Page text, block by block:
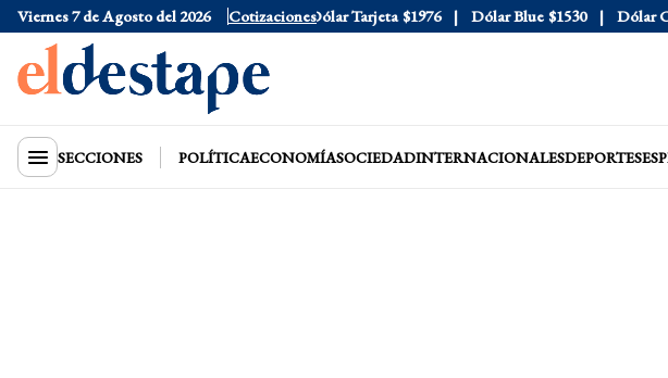
Viernes 7 de Agosto del 2026 Cotizaciones
Dólar Oficial $1520 Dólar Tarjeta $1976 Dólar Blue $1530 Dólar CCL
SECCIONES POLÍTICAECONOMÍASOCIEDADINTERNACIONALESDEPORTES